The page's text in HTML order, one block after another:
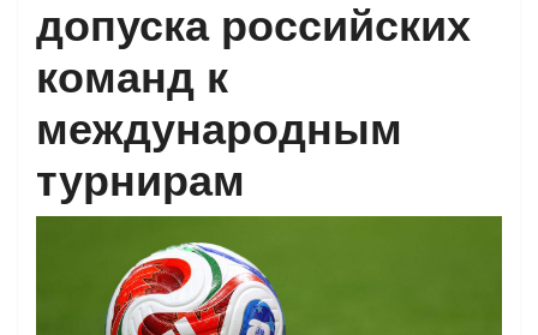
допуска российских
команд к
международным
турнирам